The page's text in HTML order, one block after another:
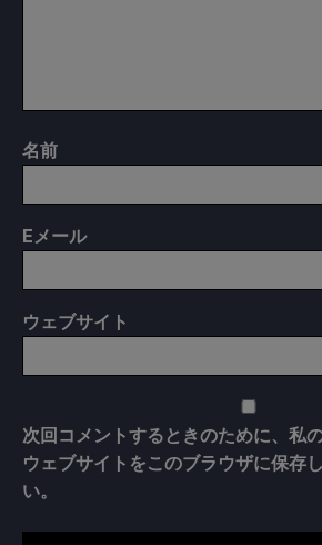
名前
Eメール
ウェブサイト
次回コメントするときのために、私
ウェブサイトをこのブラウザに保存
い。